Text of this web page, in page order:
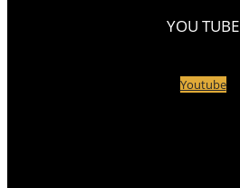
YOU TUBE
Youtube